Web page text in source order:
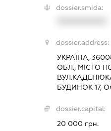
dossier.smida:
dossier.address:
УКРАЇНА,
ОБЛ., МІСТО
БУДИНОК 17,
dossier.capital:
20 000 грн.